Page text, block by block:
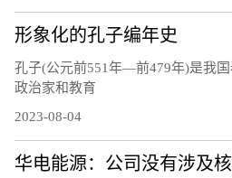
形象化的孔子编年史
孔子(公元前551年—前479年)是我国
政治家和教育
2023-08-04
华电能源：公司没有涉及